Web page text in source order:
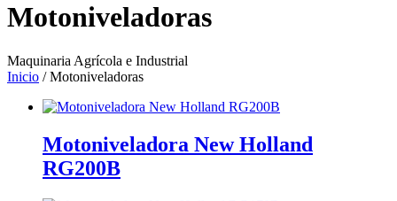
Motoniveladoras
Maquinaria Agrícola e Industrial
Inicio / Motoniveladoras
Motoniveladora New Holland
RG200B